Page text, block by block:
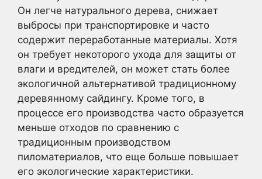
Он легче натурального дерева, снижает
выбросы при транспортировке и часто
содержит переработанные материалы. Хотя
он требует некоторого ухода для защиты от
влаги и вредителей, он может стать более
экологичной альтернативой традиционному
деревянному сайдингу. Кроме того, в
процессе его производства часто образуется
меньше отходов по сравнению с
традиционным производством
пиломатериалов, что еще больше повышает
его экологические характеристики.